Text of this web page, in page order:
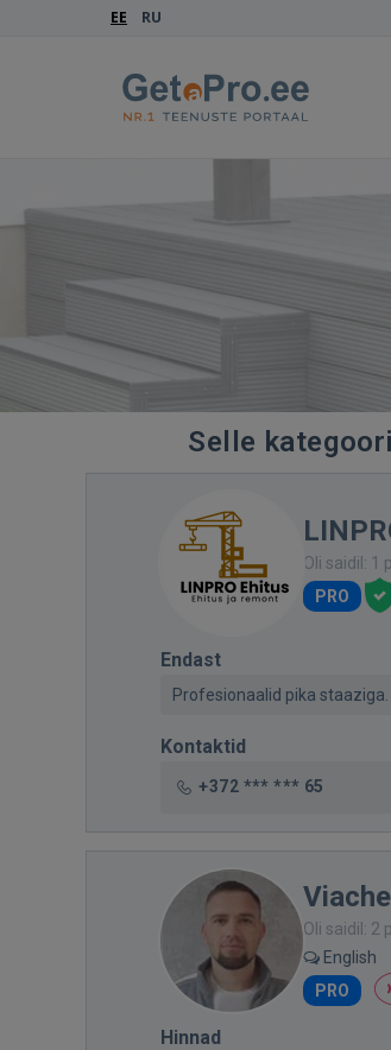
EE RU
Selle
Oli saidil: 1
PRO
Endast
Profesionaalid pika
Kontaktid
+372 *** *** 65
Oli saidil: 2
English
PRO
Hinnad